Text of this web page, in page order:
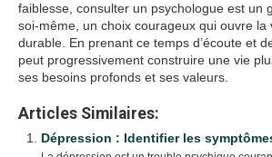
faiblesse, consulter un psychologue est un
soi-même, un choix courageux qui ouvre la
durable. En prenant ce temps d’écoute et
peut progressivement construire une vie
ses besoins profonds et ses valeurs.
Articles Similaires:
Dépression : Identifier les